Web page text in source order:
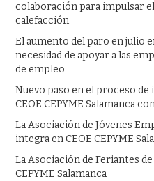
colaboración para impulsar
calefacción
El aumento del paro en julio
necesidad de apoyar a las
de empleo
Nuevo paso en el proceso
CEOE CEPYME Salamanca
La Asociación de Jóvenes
integra en CEOE CEPYME
La Asociación de Feriantes
CEPYME Salamanca